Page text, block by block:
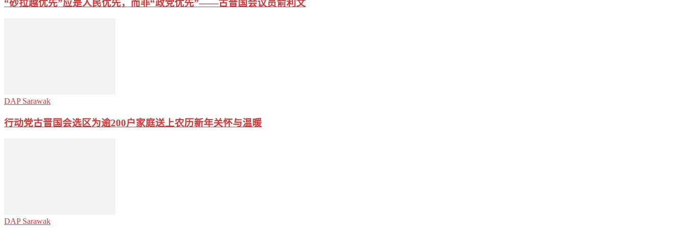
“砂拉越优先”应是人民优先，而非“政党优先”——古晋国会议员俞利文
DAP Sarawak
行动党古晋国会选区为逾200户家庭送上农历新年关怀与温暖
DAP Sarawak